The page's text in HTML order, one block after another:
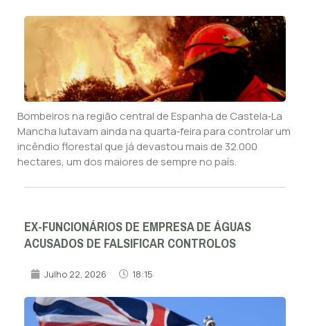
Bombeiros na região central de Espanha de Castela‑La
Mancha lutavam ainda na quarta‑feira para controlar um
incêndio florestal que já devastou mais de 32.000
hectares, um dos maiores de sempre no país.
EX-FUNCIONÁRIOS DE EMPRESA DE ÁGUAS
ACUSADOS DE FALSIFICAR CONTROLOS
Julho 22, 2026 18:15